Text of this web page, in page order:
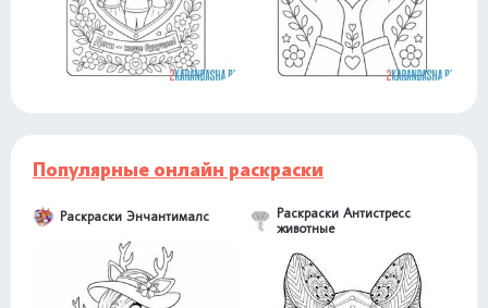
Популярные онлайн раскраски
Раскраски Энчантималс
Раскраски Антистресс
животные